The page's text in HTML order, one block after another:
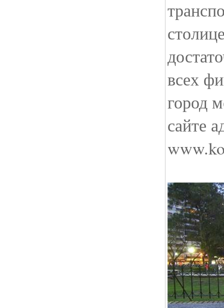
всех
город
сайте